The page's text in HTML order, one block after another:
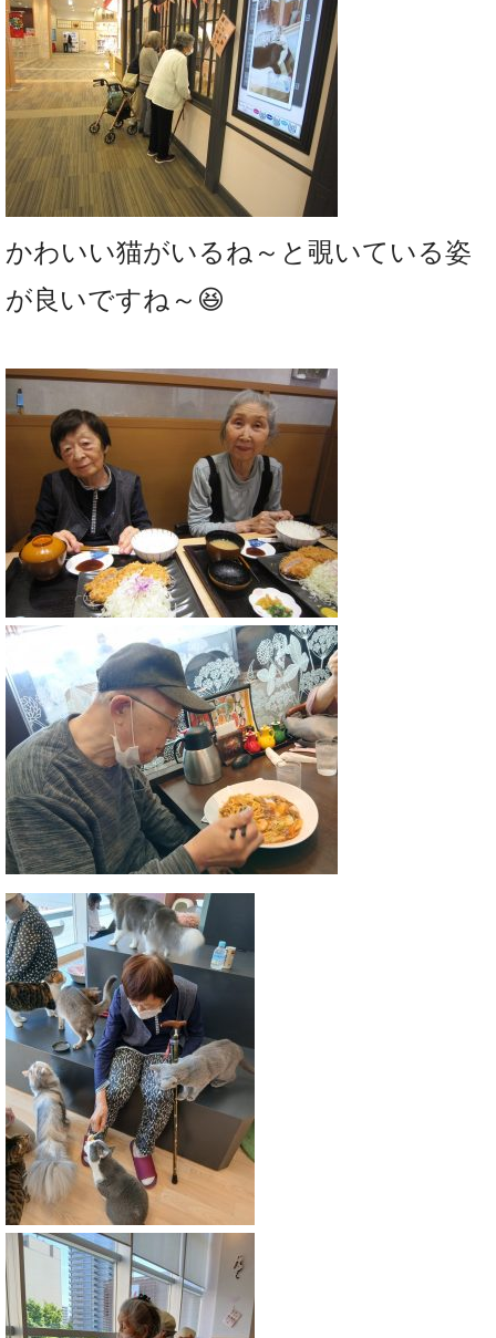
かわいい猫がいるね～と覗いている姿
が良いですね～😆